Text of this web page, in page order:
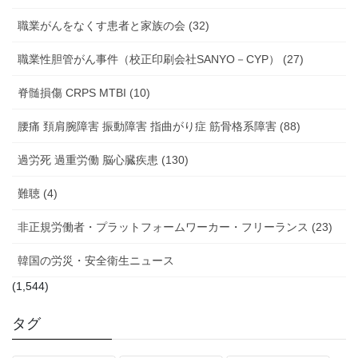
職業がんをなくす患者と家族の会 (32)
職業性胆管がん事件（校正印刷会社SANYO－CYP） (27)
脊髄損傷 CRPS MTBI (10)
腰痛 頚肩腕障害 振動障害 指曲がり症 筋骨格系障害 (88)
過労死 過重労働 脳心臓疾患 (130)
難聴 (4)
非正規労働者・プラットフォームワーカー・フリーランス (23)
韓国の労災・安全衛生ニュース
(1,544)
タグ